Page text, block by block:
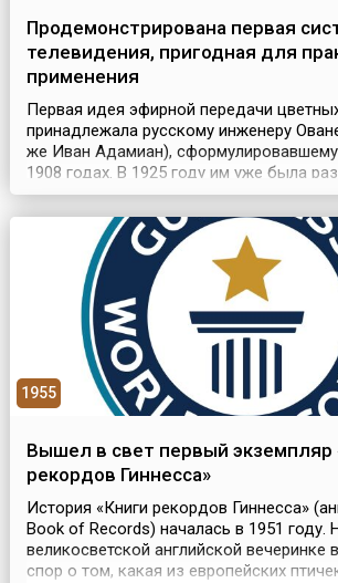
Продемонстрирована первая
телевидения, пригодная для
применения
Первая идея эфирной передачи
принадлежала русскому инженеру
же Иван Адамиан),
1908 годах. В 1925 году им уже была
система трехцветного телевидения,
реализованная английским
1928 году. Год спустя свою систему
телевидения продемонстрировала
энд теле...
1955
Вышел в свет первый экземпляр
рекордов Гиннесса»
История «Книги рекордов Гиннесса»
Book of Records) началась в 1951 году.
великосветской английской вечеринке
спор о том, какая из европейских